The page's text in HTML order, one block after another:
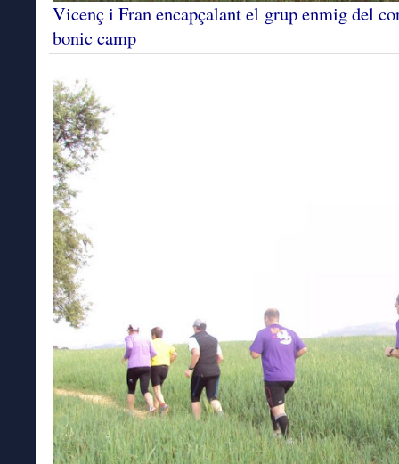
Vicenç i Fran encapçalant el grup enmig del
bonic camp